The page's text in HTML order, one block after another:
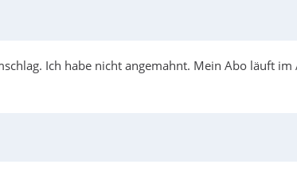
Ich habe nicht angemahnt. Mein Abo läuft im